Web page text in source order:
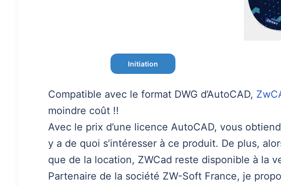
Initiation
Compatible avec le format DWG d’AutoCAD,
moindre coût !!
Avec le prix d’une licence AutoCAD, vous
y a de quoi s’intéresser à ce produit. De plus,
que de la location, ZWCad reste disponible à la
Partenaire de la société ZW-Soft France, je